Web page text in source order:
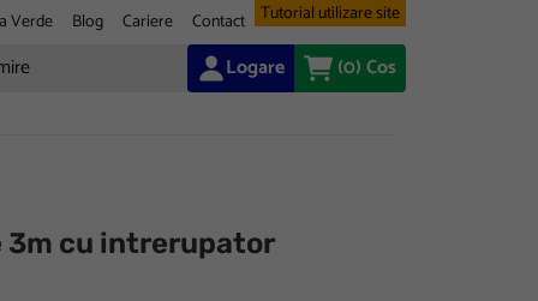
Verde Blog Cariere Contact Tutorial utilizare site
Logare (0)Cos
3m cu intrerupator